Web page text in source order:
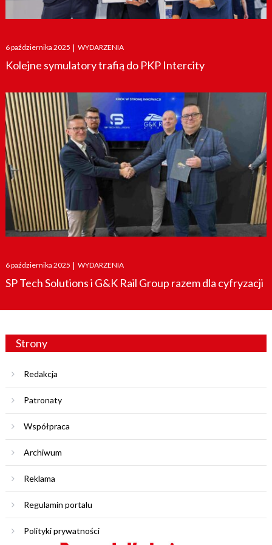
Posted
on
6 października 2025 | WYDARZENIA
Kolejne symulatory trafią do PKP Intercity
Posted
on
6 października 2025 | WYDARZENIA
SP Tech Solutions i G&K Rail Group razem dla cyfryzacji
Strony
Redakcja
Patronaty
Współpraca
Archiwum
Reklama
Regulamin portalu
Polityki prywatności